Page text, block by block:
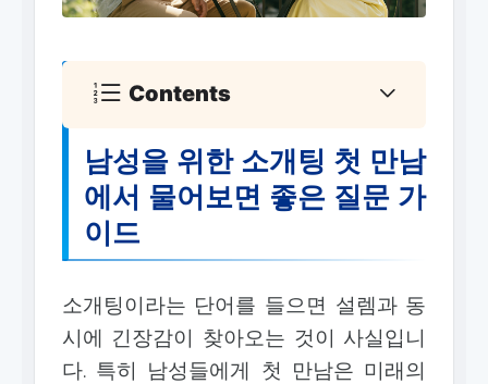
Contents
남성을 위한 소개팅 첫 만남
에서 물어보면 좋은 질문 가
이드
소개팅이라는 단어를 들으면 설렘과 동
시에 긴장감이 찾아오는 것이 사실입니
다. 특히 남성들에게 첫 만남은 미래의